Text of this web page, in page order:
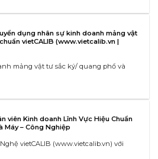
dụng nhân sự kinh doanh mảng vật
vietCALIB (www.vietcalib.vn |
mảng vật tư sắc ký/ quang phổ và
viên Kinh doanh Lĩnh Vực Hiệu Chuẩn
Máy – Công Nghiệp
vietCALIB (www.vietcalib.vn) với